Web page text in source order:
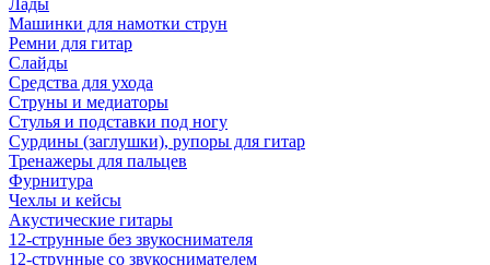
Лады
Машинки для намотки струн
Ремни для гитар
Слайды
Средства для ухода
Струны и медиаторы
Стулья и подставки под ногу
Сурдины (заглушки), рупоры для гитар
Тренажеры для пальцев
Фурнитура
Чехлы и кейсы
Акустические гитары
12-струнные без звукоснимателя
12-струнные со звукоснимателем